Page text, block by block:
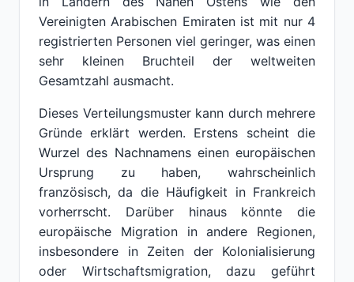
Vereinigten Arabischen Emiraten ist mit nur 4
registrierten Personen viel geringer, was einen
sehr kleinen Bruchteil der weltweiten
Gesamtzahl ausmacht.
Dieses Verteilungsmuster kann durch mehrere
Gründe erklärt werden. Erstens scheint die
Wurzel des Nachnamens einen europäischen
Ursprung zu haben, wahrscheinlich
französisch, da die Häufigkeit in Frankreich
vorherrscht. Darüber hinaus könnte die
europäische Migration in andere Regionen,
insbesondere in Zeiten der Kolonialisierung
oder Wirtschaftsmigration, dazu geführt